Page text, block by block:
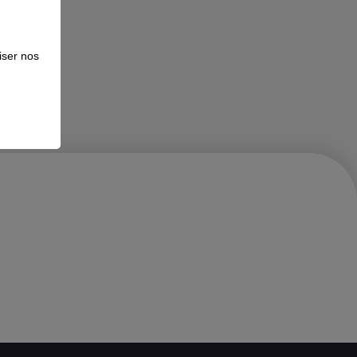
nos